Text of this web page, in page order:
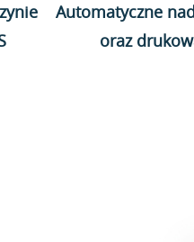
Automatyczne
oraz